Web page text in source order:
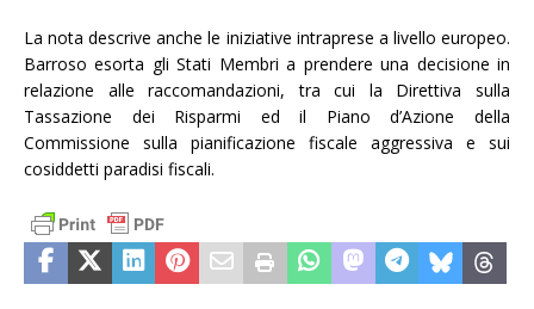
La nota descrive anche le iniziative intraprese a livello europeo.
Barroso esorta gli Stati Membri a prendere una decisione in
relazione alle raccomandazioni, tra cui la Direttiva sulla
Tassazione dei Risparmi ed il Piano d’Azione della
Commissione sulla pianificazione fiscale aggressiva e sui
cosiddetti paradisi fiscali.